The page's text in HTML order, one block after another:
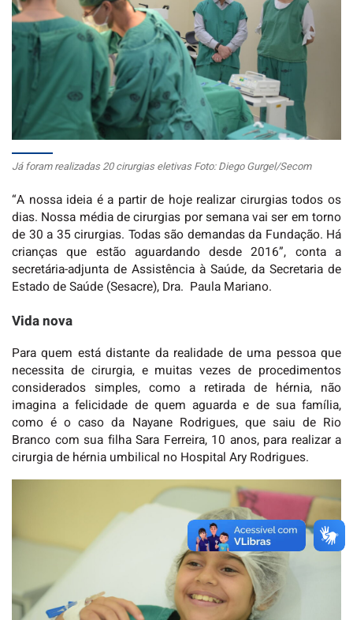
Já foram realizadas 20 cirurgias eletivas Foto: Diego Gurgel/Secom
“A nossa ideia é a partir de hoje realizar cirurgias todos os
dias. Nossa média de cirurgias por semana vai ser em torno
de 30 a 35 cirurgias. Todas são demandas da Fundação. Há
crianças que estão aguardando desde 2016”, conta a
secretária-adjunta de Assistência à Saúde, da Secretaria de
Estado de Saúde (Sesacre), Dra. Paula Mariano.
Vida nova
Para quem está distante da realidade de uma pessoa que
necessita de cirurgia, e muitas vezes de procedimentos
considerados simples, como a retirada de hérnia, não
imagina a felicidade de quem aguarda e de sua família,
como é o caso da Nayane Rodrigues, que saiu de Rio
Branco com sua filha Sara Ferreira, 10 anos, para realizar a
cirurgia de hérnia umbilical no Hospital Ary Rodrigues.